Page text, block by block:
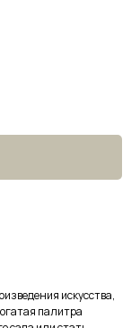
искусства,
палитра